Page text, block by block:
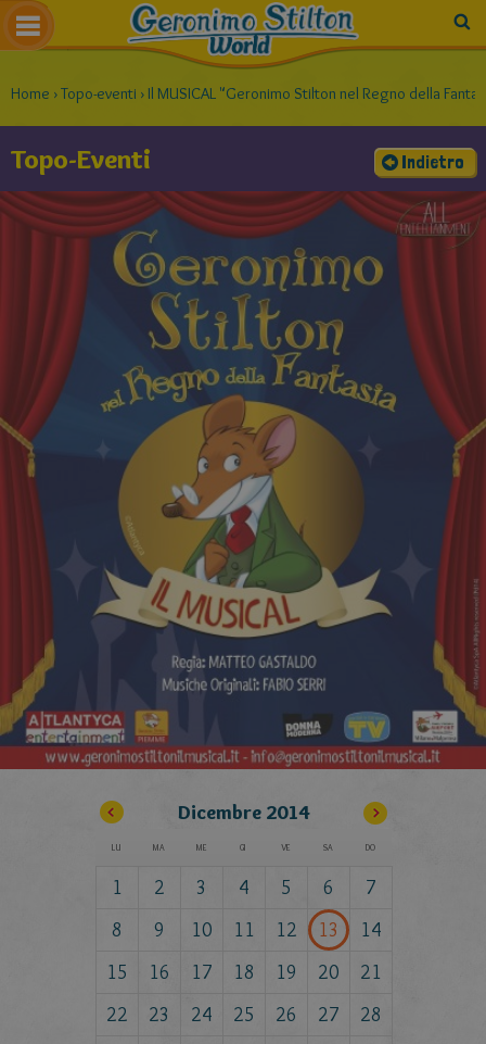
Home ›Topo-eventi › Il MUSICAL "Geronimo Stilton nel Regno della
Topo-Eventi Indietro
Dicembre 2014
LU MA ME GI VE SA DO
1 2 3 4 5 6
7
8
9 10 11 12 13
14
15
16 17 18 19 20
21
22
23 24 25 26 27
28